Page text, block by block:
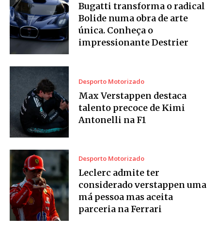
Bugatti transforma o radical
Bolide numa obra de arte
única. Conheça o
impressionante Destrier
Desporto Motorizado
Max Verstappen destaca
talento precoce de Kimi
Antonelli na F1
Desporto Motorizado
Leclerc admite ter
considerado verstappen uma
má pessoa mas aceita
parceria na Ferrari